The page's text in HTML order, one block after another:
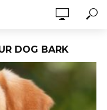
DOG BARK